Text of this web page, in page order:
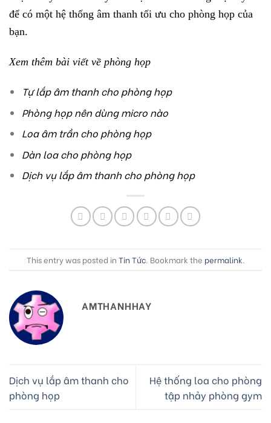
để có một hệ thống âm thanh tối ưu cho phòng họp của
bạn.
Xem thêm bài viết về phòng họp
Tự lắp âm thanh cho phòng họp
Phòng họp nên dùng micro nào
Loa âm trần cho phòng họp
Dàn loa cho phòng họp
Dịch vụ lắp âm thanh cho phòng họp
This entry was posted in Tin Tức. Bookmark the permalink.
AMTHANHHAY
Dịch vụ lắp âm thanh cho
phòng họp
Hệ thống loa cho phòng
tập nhảy phòng gym